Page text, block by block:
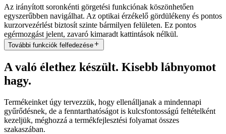
Az irányított soronkénti görgetési funkciónak köszönhetően
egyszerűbben navigálhat. Az optikai érzékelő gördülékeny és pontos
kurzorvezérlést biztosít szinte bármilyen felületen. Ez pontos
egérmozgást jelent, zavaró kimaradt kattintások nélkül.
További funkciók felfedezése
A való élethez készült. Kisebb lábnyomot
hagy.
Termékeinket úgy tervezzük, hogy ellenálljanak a mindennapi
gyűrődésnek, de a fenntarthatóságot is kulcsfontosságú feltételként
kezeljük, méghozzá a termékfejlesztési folyamat összes
szakaszában.